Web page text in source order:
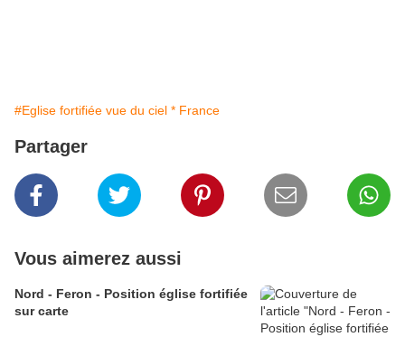
#Eglise fortifiée vue du ciel * France
Partager
Vous aimerez aussi
Nord - Feron - Position église fortifiée
sur carte